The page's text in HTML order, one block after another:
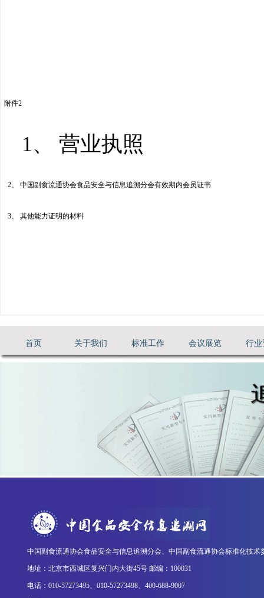
附件2
1、 营业执照
2、 中国副食流通协会食品安全与信息追溯分会有效期内会员证书
3、 其他能力证明的材料
首页 关于我们 标准工作 会议展览 行业
中国副食流通协会食品安全与信息追溯分会、中国副食流通协会标准化技
地址：北京市西城区复兴门内大街45号 邮编：100031
电话：010-57273495、010-57273498、400-688-9007